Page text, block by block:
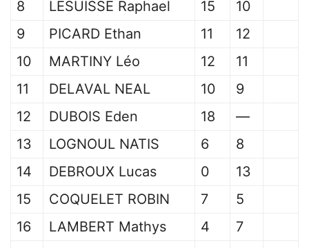
8
LESUISSE Raphael 15
10
9
PICARD Ethan 11
12
10
MARTINY Léo 12
11
11
DELAVAL NEAL 10
9
12
DUBOIS Eden 18
—
13
LOGNOUL NATIS 6
8
14
DEBROUX Lucas 0
13
15
COQUELET ROBIN 7
5
16
LAMBERT Mathys 4
7